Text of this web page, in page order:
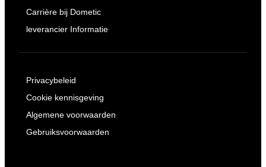
Carrière bij Dometic
leverancier Informatie
Privacybeleid
Cookie kennisgeving
Algemene voorwaarden
Gebruiksvoorwaarden